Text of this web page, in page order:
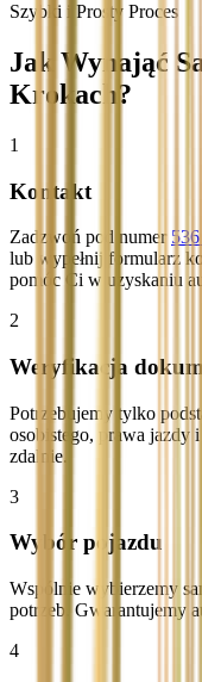
Szybki i Prosty Proces
Jak Wynająć
Krokach?
1
Kontakt
Zadzwoń pod numer
lub wypełnij formularz
pomóc Ci w uzyskaniu
2
Weryfikacja
Potrzebujemy tylko
osobistego, prawa jazdy
zdalnie.
3
Wybór pojazdu
Wspólnie wybierzemy
potrzeb. Gwarantujemy
4